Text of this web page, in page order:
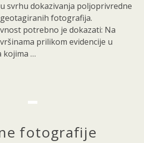
svrhu dokazivanja poljoprivredne
fotografija.
potrebno je dokazati: Na
prilikom evidencije u
kojima …
fotografije